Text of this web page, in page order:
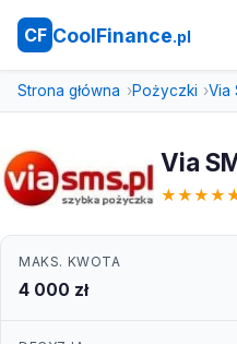
CF CoolFinance.pl
Strona główna Pożyczki Via
Via
★★★★
MAKS. KWOTA
4 000 zł